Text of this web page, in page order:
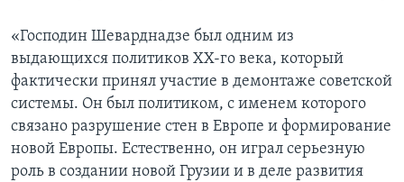
«Господин Шеварднадзе был одним из
выдающихся политиков ХХ-го века, который
фактически принял участие в демонтаже советской
системы. Он был политиком, с именем которого
связано разрушение стен в Европе и формирование
новой Европы. Естественно, он играл серьезную
роль в создании новой Грузии и в деле развития